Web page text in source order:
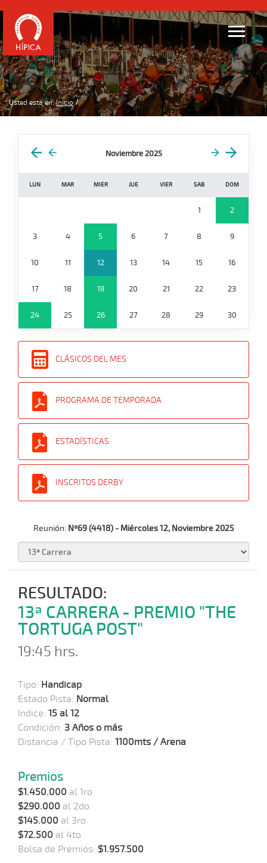
Usted está en: Inicio
Noviembre 2025
LUN MAR MIER JUE VIER SAB DOM
1 2
3 4 5 6 7 8 9
10 11 12 13 14 15 16
17 18 19 20 21 22 23
24 25 26 27 28 29 30
CLÁSICOS DEL MES
PROGRAMA DE TEMPORADA
ESTADÍSTICAS
INSCRITOS DERBY
Reunión: Nº69 (4418) - Miércoles 12, Noviembre 2025
RESULTADO:
13ª CARRERA - PREMIO "THE
TORTUGA POST"
19:45 hrs.
Tipo: Handicap
Estado Pista: Normal
Indice: 15 al 12
Condición: 3 Años o más
Distancia / Tipo Pista: 1100mts / Arena
Premios
$1.450.000 al 1ro
$290.000 al 2do
$145.000 al 3ro
$72.500 al 4to
Bolsa de Premios: $1.957.500